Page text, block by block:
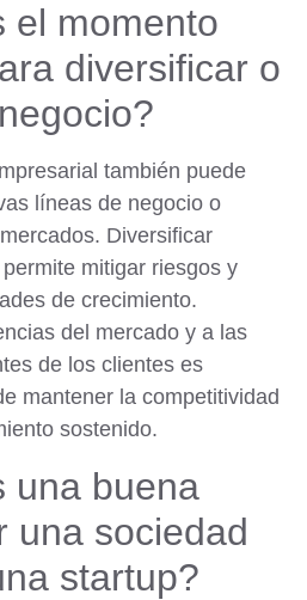
el momento
diversificar o
también puede
líneas de negocio o
Diversificar
mitigar riesgos y
de crecimiento.
del mercado y a las
de los clientes es
mantener la competitividad
sostenido.
una buena
una sociedad
startup?